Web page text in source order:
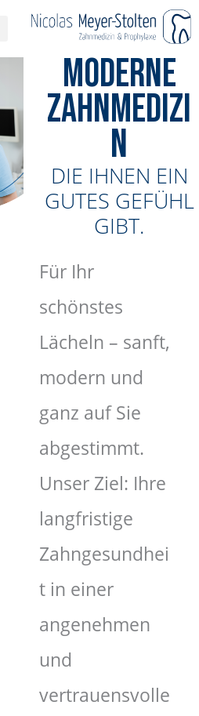
MODERNE
ZAHNMEDIZI
N
DIE IHNEN EIN
GUTES GEFÜHL
GIBT.
Für Ihr
schönstes
Lächeln – sanft,
modern und
ganz auf Sie
abgestimmt.
Unser Ziel: Ihre
langfristige
Zahngesundhei
t in einer
angenehmen
und
vertrauensvolle